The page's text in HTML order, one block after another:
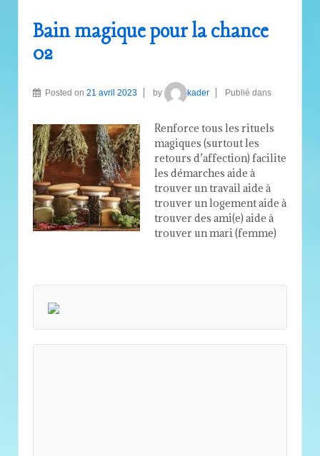
Bain magique pour la chance
02
Posted on 21 avril 2023 by kader Publié dans
Renforce tous les rituels
magiques (surtout les
retours d’affection) facilite
les démarches aide à
trouver un travail aide à
trouver un logement aide à
trouver des ami(e) aide à
trouver un mari (femme)